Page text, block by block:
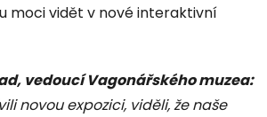
moci vidět v nové interaktivní
vedoucí Vagonářského muzea:
novou expozici, viděli, že naše